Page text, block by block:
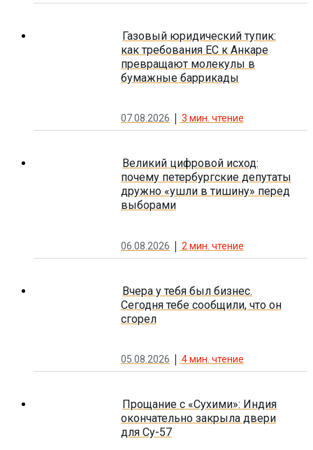
Газовый юридический тупик:
как требования ЕС к Анкаре
превращают молекулы в
бумажные баррикады
07.08.2026 3 мин. чтение
Великий цифровой исход:
почему петербургские депутаты
дружно «ушли в тишину» перед
выборами
06.08.2026 2 мин. чтение
Вчера у тебя был бизнес.
Сегодня тебе сообщили, что он
сгорел
05.08.2026 4мин. чтение
Прощание с «Сухими»: Индия
окончательно закрыла двери
для Су-57